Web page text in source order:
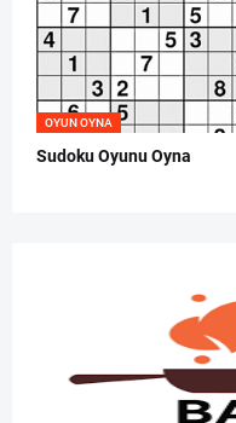
OYUN OYNA
Sudoku Oyunu Oyna